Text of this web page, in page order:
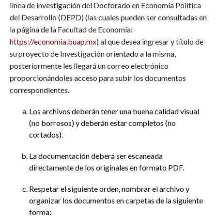
línea de investigación del Doctorado en Economía Política
del Desarrollo (DEPD) (las cuales pueden ser consultadas en
la página de la Facultad de Economía:
https://economia.buap.mx) al que desea ingresar y título de
su proyecto de Investigación orientado a la misma,
posteriormente les llegará un correo electrónico
proporcionándoles acceso para subir los documentos
correspondientes.
Los archivos deberán tener una buena calidad visual
(no borrosos) y deberán estar completos (no
cortados).
La documentación deberá ser escaneada
directamente de los originales en formato PDF.
Respetar el siguiente orden, nombrar el archivo y
organizar los documentos en carpetas de la siguiente
forma: